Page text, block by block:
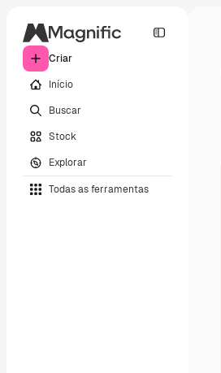
Criar
Início
Buscar
Stock
Explorar
Todas as ferramentas